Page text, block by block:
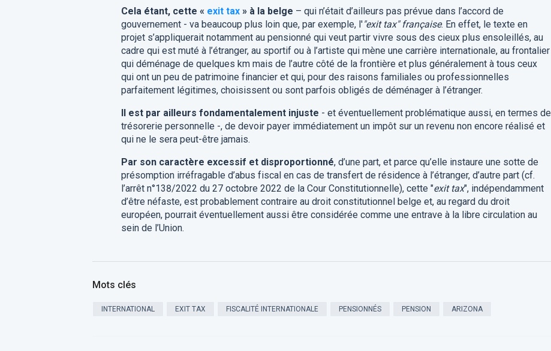
Cela étant, cette « exit tax» à la belge – qui n’était d’ailleurs pas prévue dans l’accord de
gouvernement - va beaucoup plus loin que, par exemple, l'"exit tax" française. En effet, le texte en
projet s’appliquerait notamment au pensionné qui veut partir vivre sous des cieux plus ensoleillés, au
cadre qui est muté à l’étranger, au sportif ou à l’artiste qui mène une carrière internationale, au frontalier
qui déménage de quelques km mais de l’autre côté de la frontière et plus généralement à tous ceux
qui ont un peu de patrimoine financier et qui, pour des raisons familiales ou professionnelles
parfaitement légitimes, choisissent ou sont parfois obligés de déménager à l’étranger.
Il est par ailleurs fondamentalement injuste - et éventuellement problématique aussi, en termes de
trésorerie personnelle -, de devoir payer immédiatement un impôt sur un revenu non encore réalisé et
qui ne le sera peut-être jamais.
Par son caractère excessif et disproportionné, d’une part, et parce qu’elle instaure une sotte de
présomption irréfragable d’abus fiscal en cas de transfert de résidence à l’étranger, d’autre part (cf.
l’arrêt n°138/2022 du 27 octobre 2022 de la Cour Constitutionnelle), cette "exit tax", indépendamment
d’être néfaste, est probablement contraire au droit constitutionnel belge et, au regard du droit
européen, pourrait éventuellement aussi être considérée comme une entrave à la libre circulation au
sein de l’Union.
Mots clés
INTERNATIONAL EXIT TAX FISCALITÉ INTERNATIONALE PENSIONNÉS PENSION ARIZONA